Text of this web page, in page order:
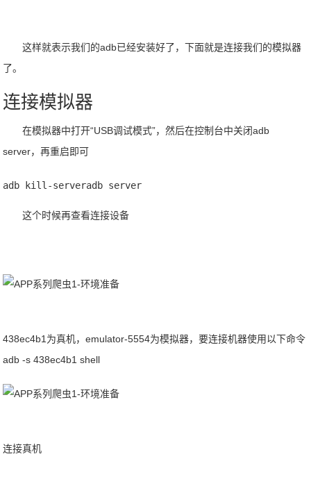
这样就表示我们的adb已经安装好了，下面就是连接我们的模拟器
了。
连接模拟器
在模拟器中打开“USB调试模式”，然后在控制台中关闭adb
server，再重启即可
adb kill-serveradb server
这个时候再查看连接设备
438ec4b1为真机，emulator-5554为模拟器，要连接机器使用以下命令
adb -s 438ec4b1 shell
连接真机